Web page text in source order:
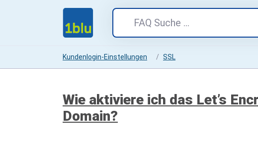
Kundenlogin-Einstellungen SSL
Wie aktiviere ich das Let’s
Domain?